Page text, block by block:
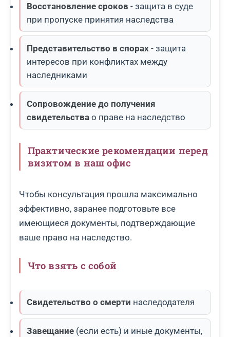
Восстановление сроков - защита в суде
при пропуске принятия наследства
Представительство в спорах - защита
интересов при конфликтах между
наследниками
Сопровождение до получения
свидетельства о праве на наследство
Практические рекомендации перед
визитом в наш офис
Чтобы консультация прошла максимально
эффективно, заранее подготовьте все
имеющиеся документы, подтверждающие
ваше право на наследство.
Что взять с собой
Свидетельство о смерти наследодателя
Завещание (если есть) и иные документы,